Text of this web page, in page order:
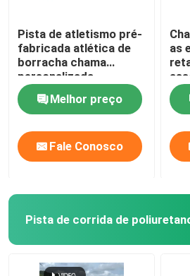
Pista de atletismo pré-
fabricada atlética de
borracha chama
personalizada -
retardador
Melhor preço
Fale Conosco
as
da
Pista de corrida de